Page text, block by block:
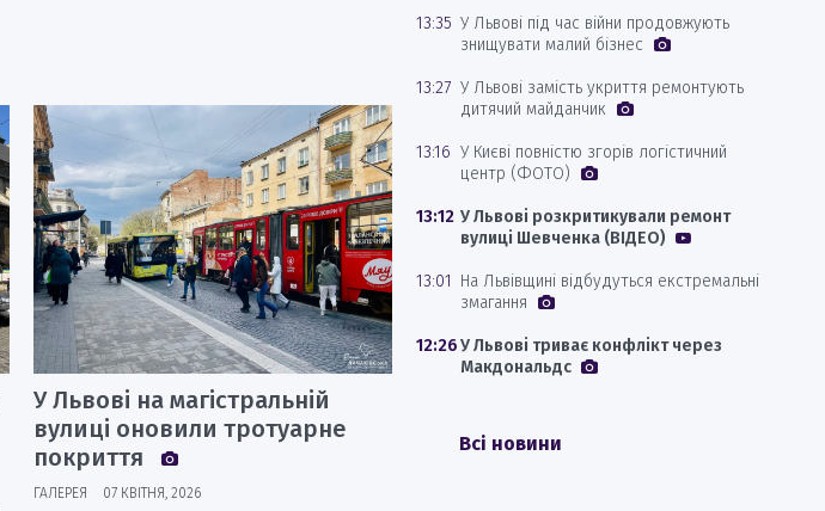
У Львові на магістральній
вулиці оновили тротуарне
покриття
ГАЛЕРЕЯ 07 КВІТНЯ, 2026
13:35 У Львові під час війни продовжують
знищувати малий бізнес
13:27 У Львові замість укриття ремонтують
дитячий майданчик
13:16 У Києві повністю згорів логістичний
центр (ФОТО)
13:12 У Львові розкритикували ремонт
вулиці Шевченка (ВІДЕО)
13:01 На Львівщині відбудуться екстремальні
змагання
12:26У Львові триває конфлікт через
Макдональдс
Всі новини